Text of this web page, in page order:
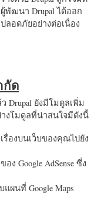
พัฒนา Drupal ได้ออก
ลอดภัยอย่างต่อเนื่อง
กัด
Drupal ยังมีโมดูลเพิ่ม
งโมดูลที่น่าสนใจมีดังนี้
รื่องบนเว็บของคุณไปยัง
Google AdSense ซึ่ง
ผนที่ Google Maps